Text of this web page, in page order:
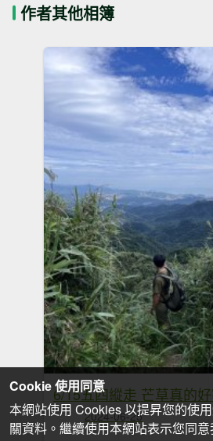
作者其他相簿
2024-06-25
Cookie 使用同意
本網站使用 Cookies 以提昇您的使
關資料。繼續使用本網站表示您同